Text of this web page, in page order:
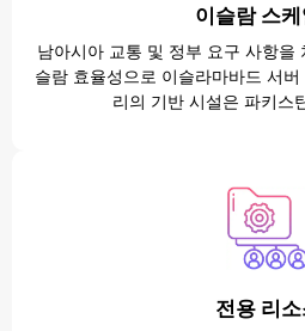
이슬람 스
남아시아 교통 및 정부 요구 사항을
슬람 효율성으로 이슬라마바드 서
리의 기반 시설은 파키스
전용 리